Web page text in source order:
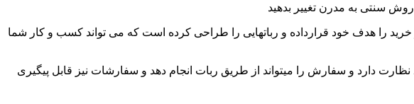
سنتی به مدرن تغییر بدهید
را هدف خود قرارداده و رباتهایی را طراحی کرده است که می تواند کسب و کار شما
دارد و سفارش را میتواند از طریق ربات انجام دهد و سفارشات نیز قابل پیگیری